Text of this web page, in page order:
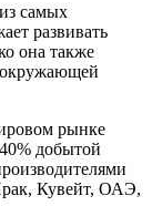
самых
развивать
она также
окружающей
рынке
добытой
Кувейт, ОАЭ,